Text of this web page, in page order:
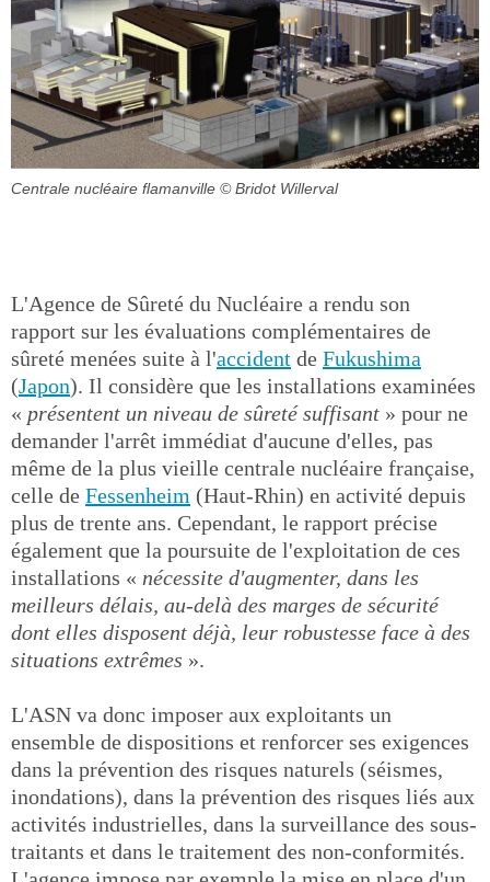
Centrale nucléaire flamanville © Bridot Willerval
L'Agence de Sûreté du Nucléaire a rendu son
rapport sur les évaluations complémentaires de
sûreté menées suite à l'accident de Fukushima
(Japon). Il considère que les installations examinées
« présentent un niveau de sûreté suffisant » pour ne
demander l'arrêt immédiat d'aucune d'elles, pas
même de la plus vieille centrale nucléaire française,
celle de Fessenheim (Haut-Rhin) en activité depuis
plus de trente ans. Cependant, le rapport précise
également que la poursuite de l'exploitation de ces
installations « nécessite d'augmenter, dans les
meilleurs délais, au-delà des marges de sécurité
dont elles disposent déjà, leur robustesse face à des
situations extrêmes ».
L'ASN va donc imposer aux exploitants un
ensemble de dispositions et renforcer ses exigences
dans la prévention des risques naturels (séismes,
inondations), dans la prévention des risques liés aux
activités industrielles, dans la surveillance des sous-
traitants et dans le traitement des non-conformités.